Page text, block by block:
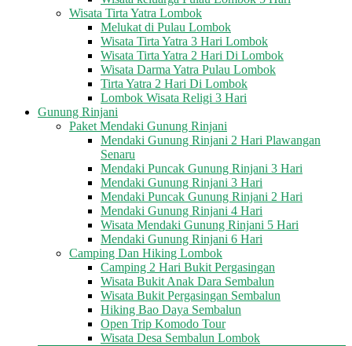
Wisata Tirta Yatra Lombok
Melukat di Pulau Lombok
Wisata Tirta Yatra 3 Hari Lombok
Wisata Tirta Yatra 2 Hari Di Lombok
Wisata Darma Yatra Pulau Lombok
Tirta Yatra 2 Hari Di Lombok
Lombok Wisata Religi 3 Hari
Gunung Rinjani
Paket Mendaki Gunung Rinjani
Mendaki Gunung Rinjani 2 Hari Plawangan
Senaru
Mendaki Puncak Gunung Rinjani 3 Hari
Mendaki Gunung Rinjani 3 Hari
Mendaki Puncak Gunung Rinjani 2 Hari
Mendaki Gunung Rinjani 4 Hari
Wisata Mendaki Gunung Rinjani 5 Hari
Mendaki Gunung Rinjani 6 Hari
Camping Dan Hiking Lombok
Camping 2 Hari Bukit Pergasingan
Wisata Bukit Anak Dara Sembalun
Wisata Bukit Pergasingan Sembalun
Hiking Bao Daya Sembalun
Open Trip Komodo Tour
Wisata Desa Sembalun Lombok